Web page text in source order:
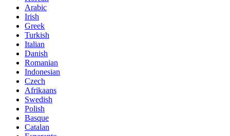
Arabic
Irish
Greek
Turkish
Italian
Danish
Romanian
Indonesian
Czech
Afrikaans
Swedish
Polish
Basque
Catalan